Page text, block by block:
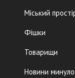
Міський
Фішки
Товарищи
Новини